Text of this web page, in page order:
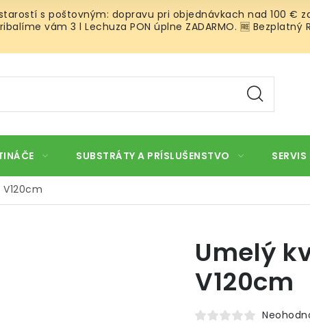
s poštovným: dopravu pri objednávkach nad 100 €
vám 3 l Lechuza PON úplne ZADARMO. 🆓
SUBSTRÁTY A PRÍSLUŠENSTVO SERVIS
Umelý
V120cm